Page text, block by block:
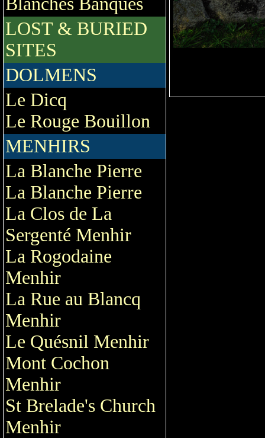
LOST & BURIED
SITES
DOLMENS
Le Dicq
Le Rouge Bouillon
MENHIRS
La Blanche Pierre
La Blanche Pierre
La Clos de La
Sergenté Menhir
La Rogodaine
Menhir
La Rue au Blancq
Menhir
Le Quésnil Menhir
Mont Cochon
Menhir
St Brelade's Church
Menhir